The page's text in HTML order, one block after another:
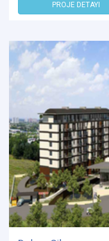
PROJE DETAYI